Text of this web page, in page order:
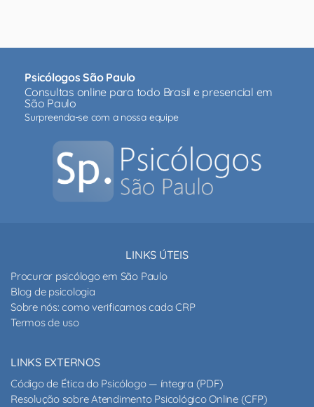
Psicólogos São Paulo
Consultas online para todo Brasil e presencial em
São Paulo
Surpreenda-se com a nossa equipe
LINKS ÚTEIS
Procurar psicólogo em São Paulo
Blog de psicologia
Sobre nós: como verificamos cada CRP
Termos de uso
LINKS EXTERNOS
Código de Ética do Psicólogo — íntegra (PDF)
Resolução sobre Atendimento Psicológico Online (CFP)